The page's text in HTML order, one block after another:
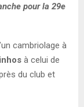
pour la 29e
cambriolage à
à celui de
du club et